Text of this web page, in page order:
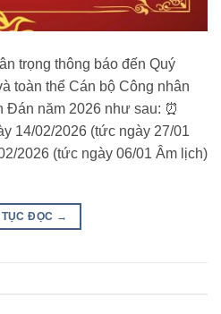
trọng thông báo đến Quý
toàn thể Cán bộ Công nhân
Đán năm 2026 như sau: ⏰
14/02/2026 (tức ngày 27/01
2026 (tức ngày 06/01 Âm lịch)
ĐỌC →